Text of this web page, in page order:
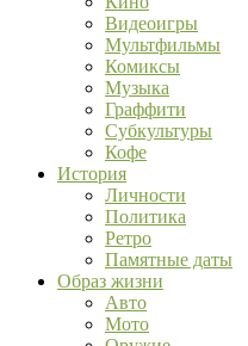
Видеоигры
Мультфильмы
Комиксы
Музыка
Граффити
Субкультуры
Кофе
История
Личности
Политика
Ретро
Памятные даты
Образ жизни
Авто
Мото